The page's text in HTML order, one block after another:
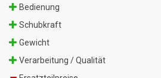
Bedienung
Schubkraft
Gewicht
Verarbeitung / Qualität